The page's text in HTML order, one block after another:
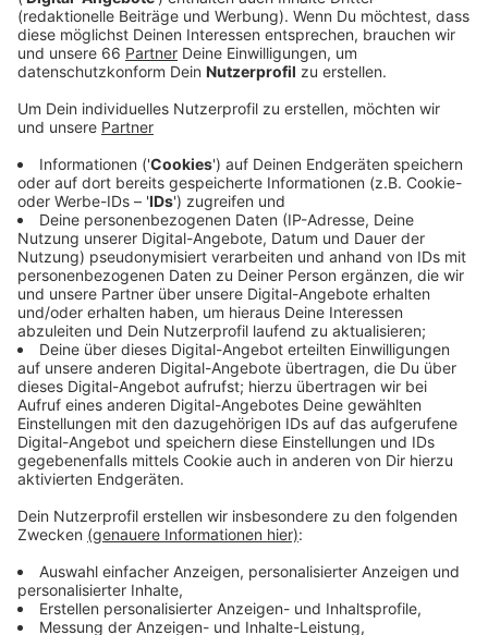
Anzeige
Jetzt sollen aber die Tochterunternehmen des
Eurowings, Germanwings oder SunExpress. Die
Flugbegleiter sollen Sonntag zwischen 5:00 Uhr und
11:00 Uhr die Arbeit niederlegen, so die Gewerkschaft.
In diesem Zeitraum sind in Düsseldorf 62 Abflüge und
Ankünfte alleine von Eurowings geplant. Der Flughafen
rät allen Passagieren, sich im Vorfeld bei ihren Airlines
zu informieren. Die Airlines gehen laut Flughafen
trotzdem davon aus, das Flugprogramm aufrecht
erhalten zu können.
LINK zu Lufthansa:
LINK zu Eurowings:
https://www.eurowings.com/de.html